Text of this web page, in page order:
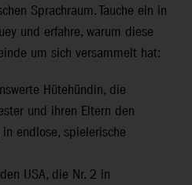
Sprachraum. Tauche ein in
und erfahre, warum diese
um sich versammelt hat:
Hütehündin, die
und ihren Eltern den
endlose, spielerische
USA, die Nr. 2 in